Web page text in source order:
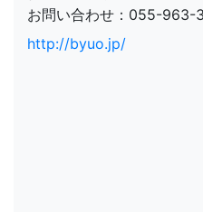
お問い合わせ：055-963-
http://byuo.jp/